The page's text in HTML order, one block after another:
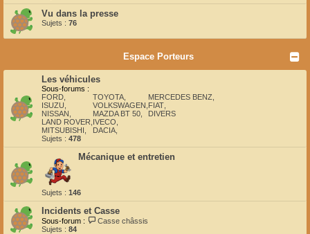
Vu dans la presse
Sujets : 76
Espace Porteurs
Les véhicules
Sous-forums :
FORD
ISUZU
NISSAN
LAND ROVER
MITSUBISHI
TOYOTA
VOLKSWAGEN
MAZDA BT 50
IVECO
DACIA
MERCEDES BENZ
FIAT
DIVERS
Sujets : 478
Mécanique et entretien
Sujets : 146
Incidents et Casse
Sous-forum :
Casse châssis
Sujets : 84